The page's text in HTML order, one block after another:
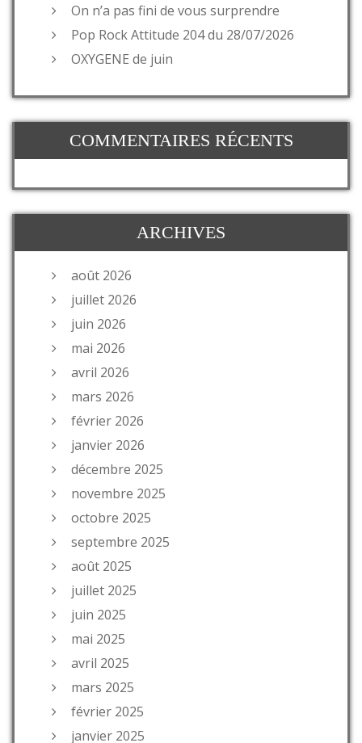
On n’a pas fini de vous surprendre
Pop Rock Attitude 204 du 28/07/2026
OXYGENE de juin
COMMENTAIRES RÉCENTS
ARCHIVES
août 2026
juillet 2026
juin 2026
mai 2026
avril 2026
mars 2026
février 2026
janvier 2026
décembre 2025
novembre 2025
octobre 2025
septembre 2025
août 2025
juillet 2025
juin 2025
mai 2025
avril 2025
mars 2025
février 2025
janvier 2025